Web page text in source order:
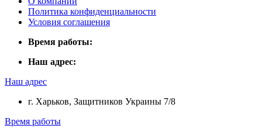
Политика конфиденциальности
Условия соглашения
Время работы:
Наш адрес:
Наш адрес
г. Харьков, Защитников Украины 7/8
Время работы